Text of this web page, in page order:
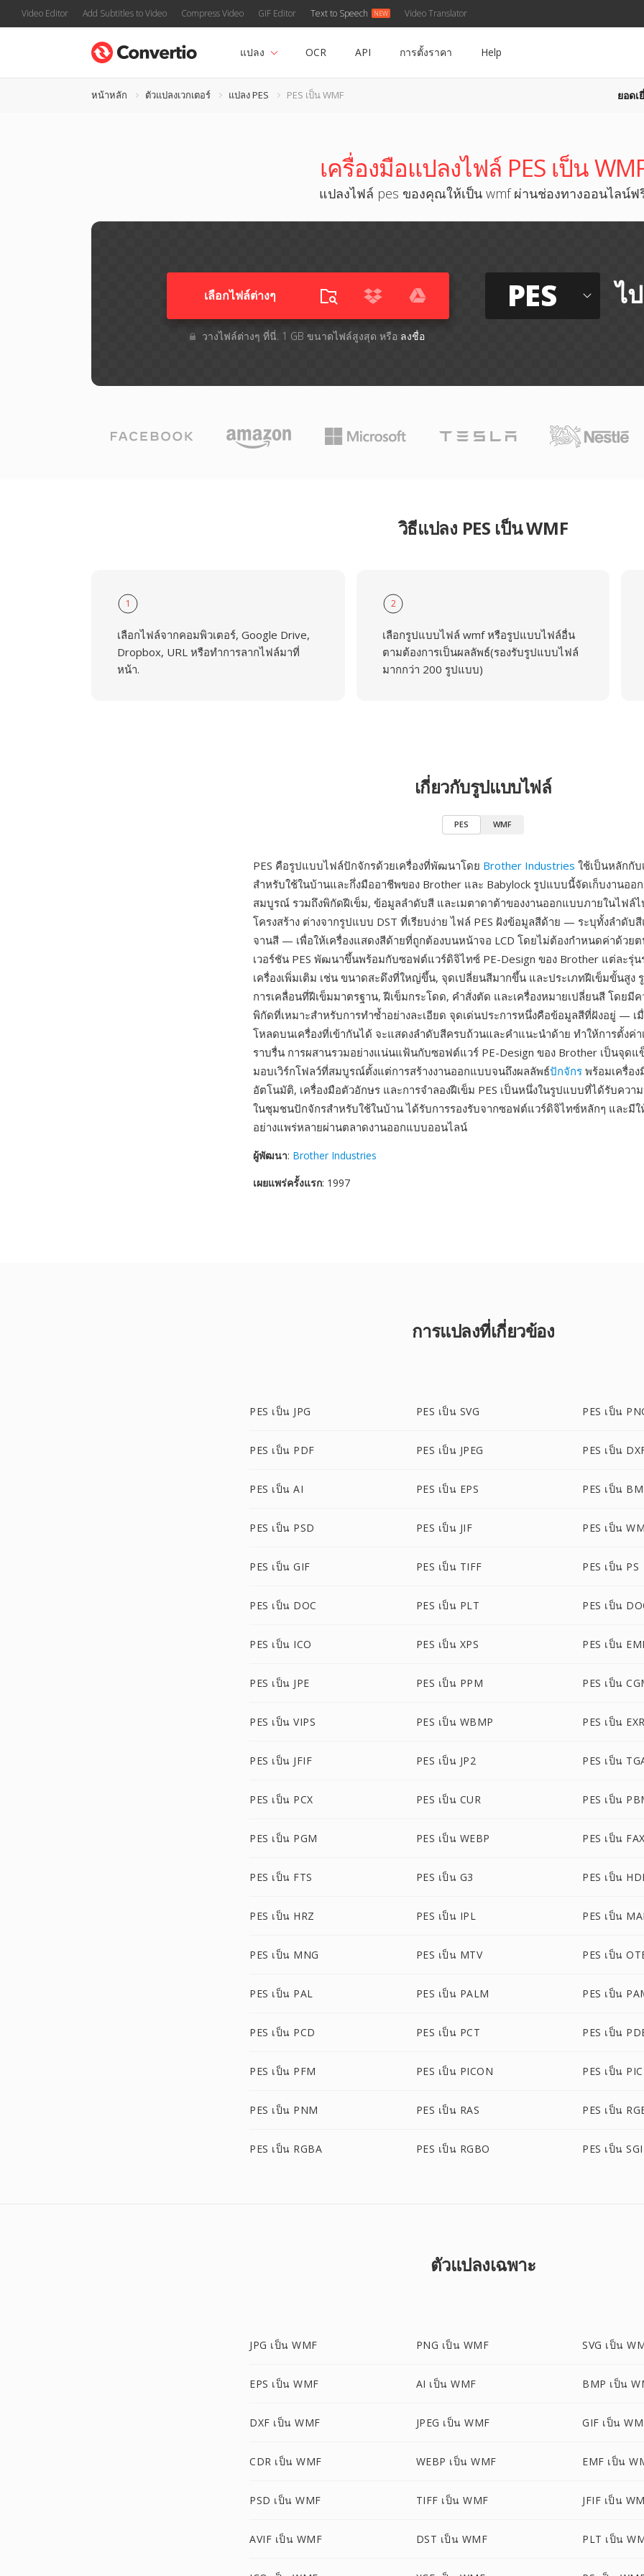
Video Editor Add Subtitles to Video Compress Video GIF Editor Text to Speech Video Translator
แปลง OCR API การตั้งราคา Help
หน้าหลัก ตัวแปลงเวกเตอร์ แปลง PES PES เป็น WMF ยอดเ
เครื่องมือแปลงไฟล์ PES เป็น
แปลงไฟล์ pes ของคุณให้เป็น wmf ผ่านช่องทางออนไลน์ฟ
เลือกไฟล์ต่างๆ​
วางไฟล์ต่างๆ​ ที่นี่. 1 GB ขนาดไฟล์สูงสุด หรือ ลงชื่อ
PES ไ
วิธีแปลง PES เป็น WMF
1
เลือกไฟล์จากคอมพิวเตอร์, Google Drive,
Dropbox, URL หรือทำการลากไฟล์มาที่
หน้า.
2
เลือกรูปแบบไฟล์ wmf หรือรูปแบบไฟล์อื่น
ตามต้องการเป็นผลลัพธ์(รองรับรูปแบบไฟล์
มากกว่า 200 รูปแบบ)
เกี่ยวกับรูปแบบไฟล์
PES WMF
PES คือรูปแบบไฟล์ปักจักรด้วยเครื่องที่พัฒนาโดย Brother Industries ใช้เป็นหลักกับ
สำหรับใช้ในบ้านและกึ่งมืออาชีพของ Brother และ Babylock รูปแบบนี้จัดเก็บงานออ
สมบูรณ์ รวมถึงพิกัดฝีเข็ม, ข้อมูลลำดับสี และเมตาดาต้าของงานออกแบบภายในไฟล์
โครงสร้าง ต่างจากรูปแบบ DST ที่เรียบง่าย ไฟล์ PES ฝังข้อมูลสีด้าย — ระบุทั้งลำดับสี
จานสี — เพื่อให้เครื่องแสดงสีด้ายที่ถูกต้องบนหน้าจอ LCD โดยไม่ต้องกำหนดค่าด้วยต
เวอร์ชัน PES พัฒนาขึ้นพร้อมกับซอฟต์แวร์ดิจิไทซ์ PE-Design ของ Brother แต่ละรุ่น
เครื่องเพิ่มเติม เช่น ขนาดสะดึงที่ใหญ่ขึ้น, จุดเปลี่ยนสีมากขึ้น และประเภทฝีเข็มขั้นสูง
การเคลื่อนที่ฝีเข็มมาตรฐาน, ฝีเข็มกระโดด, คำสั่งตัด และเครื่องหมายเปลี่ยนสี โดยมี
พิกัดที่เหมาะสำหรับการทำซ้ำอย่างละเอียด จุดเด่นประการหนึ่งคือข้อมูลสีที่ฝังอยู่ — เ
โหลดบนเครื่องที่เข้ากันได้ จะแสดงลำดับสีครบถ้วนและคำแนะนำด้าย ทำให้การตั้งค่า
ราบรื่น การผสานรวมอย่างแน่นแฟ้นกับซอฟต์แวร์ PE-Design ของ Brother เป็นจุดแ
มอบเวิร์กโฟลว์ที่สมบูรณ์ตั้งแต่การสร้างงานออกแบบจนถึงผลลัพธ์ปักจักร พร้อมเครื่อ
อัตโนมัติ, เครื่องมือตัวอักษร และการจำลองฝีเข็ม PES เป็นหนึ่งในรูปแบบที่ได้รับคว
ในชุมชนปักจักรสำหรับใช้ในบ้าน ได้รับการรองรับจากซอฟต์แวร์ดิจิไทซ์หลักๆ และมี
อย่างแพร่หลายผ่านตลาดงานออกแบบออนไลน์
ผู้พัฒนา: Brother Industries
เผยแพร่ครั้งแรก: 1997
การแปลงที่เกี่ยวข้อง
PES เป็น JPG PES เป็น SVG PES เป็น
PES เป็น PDF PES เป็น JPEG PES เป็น
PES เป็น AI PES เป็น EPS PES เป็น
PES เป็น PSD PES เป็น JIF PES เป็น
PES เป็น GIF PES เป็น TIFF PES เป็น PS
PES เป็น DOC PES เป็น PLT PES เป็น
PES เป็น ICO PES เป็น XPS PES เป็น
PES เป็น JPE PES เป็น PPM PES เป็น
PES เป็น VIPS PES เป็น WBMP PES เป็น EXR
PES เป็น JFIF PES เป็น JP2 PES เป็น
PES เป็น PCX PES เป็น CUR PES เป็น
PES เป็น PGM PES เป็น WEBP PES เป็น FAX
PES เป็น FTS PES เป็น G3 PES เป็น
PES เป็น HRZ PES เป็น IPL PES เป็น
PES เป็น MNG PES เป็น MTV PES เป็น
PES เป็น PAL PES เป็น PALM PES เป็น
PES เป็น PCD PES เป็น PCT PES เป็น
PES เป็น PFM PES เป็น PICON PES เป็น
PES เป็น PNM PES เป็น RAS PES เป็น
PES เป็น RGBA PES เป็น RGBO PES เป็น SGI
ตัวแปลงเฉพาะ
JPG เป็น WMF PNG เป็น WMF SVG เป็น
EPS เป็น WMF AI เป็น WMF BMP เป็น
DXF เป็น WMF JPEG เป็น WMF GIF เป็น
CDR เป็น WMF WEBP เป็น WMF EMF เป็น
PSD เป็น WMF TIFF เป็น WMF JFIF เป็น
AVIF เป็น WMF DST เป็น WMF PLT เป็น